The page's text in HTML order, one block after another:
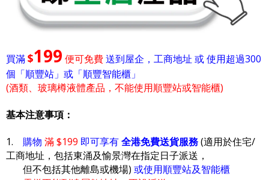
買滿$199 便可免費送到屋企，工商地址 或 使用超過300
個「順豐站」或「順豐智能櫃」
(酒類、玻璃樽液體產品，不能使用順豐站或智能櫃)
基本注意事項：
1. 購物 滿 $199 即可享有全港免費送貨服務(適用於住宅/
工商地址，包括東涌及愉景灣在指定日子派送，
但不包括其他離島或機場) 或使用順豐站及智能櫃